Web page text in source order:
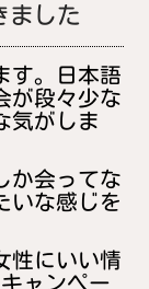
ました
す。日本語
が段々少な
気がしま
か会ってな
いな感じを
性にいい情
ャンペー